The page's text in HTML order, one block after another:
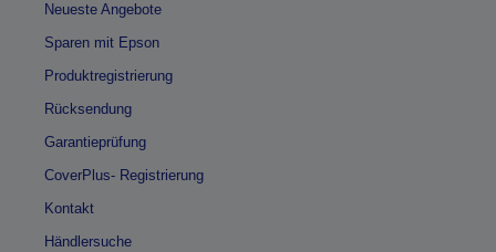
Neueste Angebote
Sparen mit Epson
Produktregistrierung
Rücksendung
Garantieprüfung
CoverPlus- Registrierung
Kontakt
Händlersuche